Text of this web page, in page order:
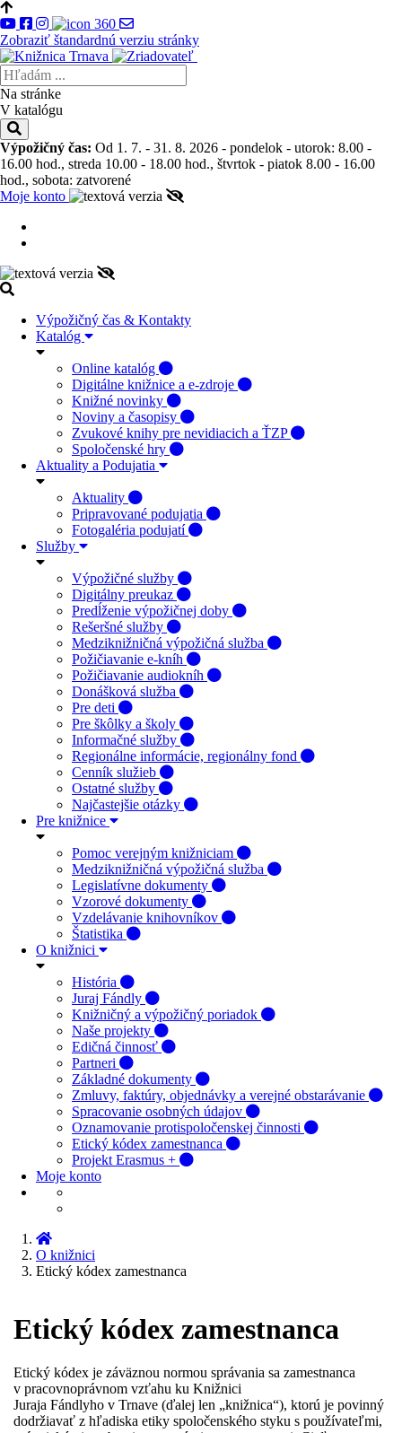
Zobraziť štandardnú verziu stránky
Na stránke
V katalógu
Výpožičný čas: Od 1. 7. - 31. 8. 2026 - pondelok - utorok: 8.00 -
16.00 hod., streda 10.00 - 18.00 hod., štvrtok - piatok 8.00 - 16.00
hod., sobota: zatvorené
Moje konto
Výpožičný čas & Kontakty
Katalóg
Online katalóg
Digitálne knižnice a e-zdroje
Knižné novinky
Noviny a časopisy
Zvukové knihy pre nevidiacich a ŤZP
Spoločenské hry
Aktuality a Podujatia
Aktuality
Pripravované podujatia
Fotogaléria podujatí
Služby
Výpožičné služby
Digitálny preukaz
Predĺženie výpožičnej doby
Rešeršné služby
Medziknižničná výpožičná služba
Požičiavanie e-kníh
Požičiavanie audiokníh
Donášková služba
Pre deti
Pre škôlky a školy
Informačné služby
Regionálne informácie, regionálny fond
Cenník služieb
Ostatné služby
Najčastejšie otázky
Pre knižnice
Pomoc verejným knižniciam
Medziknižničná výpožičná služba
Legislatívne dokumenty
Vzorové dokumenty
Vzdelávanie knihovníkov
Štatistika
O knižnici
História
Juraj Fándly
Knižničný a výpožičný poriadok
Naše projekty
Edičná činnosť
Partneri
Základné dokumenty
Zmluvy, faktúry, objednávky a verejné obstarávanie
Spracovanie osobných údajov
Oznamovanie protispoločenskej činnosti
Etický kódex zamestnanca
Projekt Erasmus +
Moje konto
O knižnici
Etický kódex zamestnanca
Etický kódex zamestnanca
Etický kódex je záväznou normou správania sa zamestnanca
v pracovnoprávnom vzťahu ku Knižnici
Juraja Fándlyho v Trnave (ďalej len „knižnica“), ktorú je povinný
dodržiavať z hľadiska etiky spoločenského styku s používateľmi,